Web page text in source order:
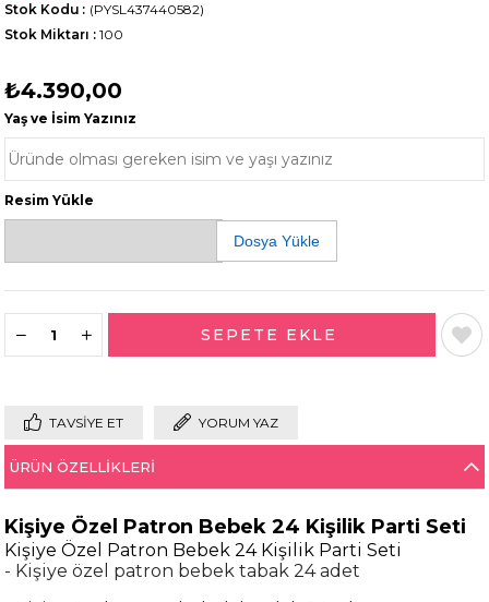
(PYSL437440582)
Stok Kodu
Stok Miktarı : 100
₺4.390,00
Yaş ve İsim Yazınız
Resim Yükle
Dosya Yükle
TAVSIYE ET YORUM YAZ
ÜRÜN ÖZELLIKLERI
Kişiye Özel Patron Bebek 24 Kişilik Parti Seti
Kişiye Özel Patron Bebek 24 Kişilik Parti Seti
- Kişiye özel patron bebek tabak 24 adet